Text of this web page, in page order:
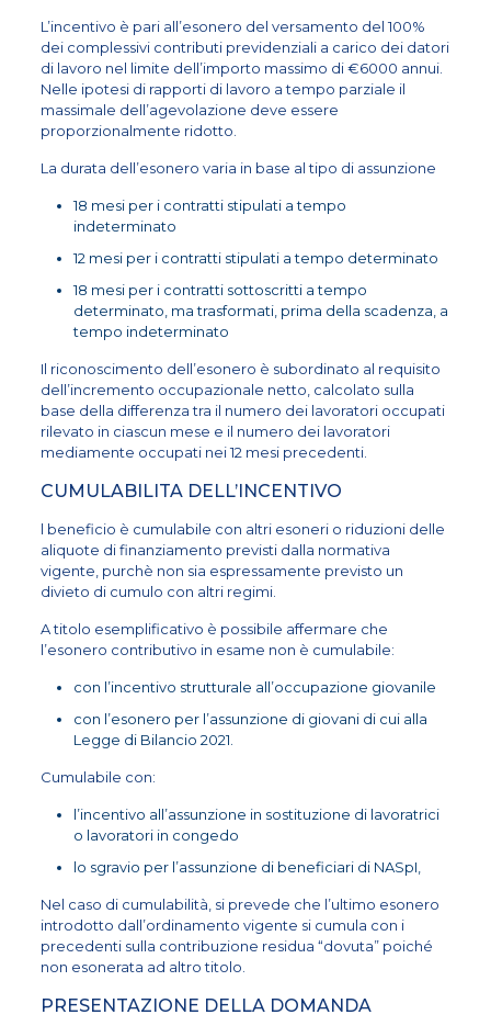
L’incentivo è pari all’esonero del versamento del 100%
dei complessivi contributi previdenziali a carico dei datori
di lavoro nel limite dell’importo massimo di €6000 annui.
Nelle ipotesi di rapporti di lavoro a tempo parziale il
massimale dell’agevolazione deve essere
proporzionalmente ridotto.
La durata dell’esonero varia in base al tipo di assunzione
18 mesi per i contratti stipulati a tempo
indeterminato
12 mesi per i contratti stipulati a tempo determinato
18 mesi per i contratti sottoscritti a tempo
determinato, ma trasformati, prima della scadenza, a
tempo indeterminato
Il riconoscimento dell’esonero è subordinato al requisito
dell’incremento occupazionale netto, calcolato sulla
base della differenza tra il numero dei lavoratori occupati
rilevato in ciascun mese e il numero dei lavoratori
mediamente occupati nei 12 mesi precedenti.
CUMULABILITA DELL’INCENTIVO
l beneficio è cumulabile con altri esoneri o riduzioni delle
aliquote di finanziamento previsti dalla normativa
vigente, purchè non sia espressamente previsto un
divieto di cumulo con altri regimi.
A titolo esemplificativo è possibile affermare che
l’esonero contributivo in esame non è cumulabile:
con l’incentivo strutturale all’occupazione giovanile
con l’esonero per l’assunzione di giovani di cui alla
Legge di Bilancio 2021.
Cumulabile con:
l’incentivo all’assunzione in sostituzione di lavoratrici
o lavoratori in congedo
lo sgravio per l’assunzione di beneficiari di NASpI,
Nel caso di cumulabilità, si prevede che l’ultimo esonero
introdotto dall’ordinamento vigente si cumula con i
precedenti sulla contribuzione residua “dovuta” poiché
non esonerata ad altro titolo.
PRESENTAZIONE DELLA DOMANDA